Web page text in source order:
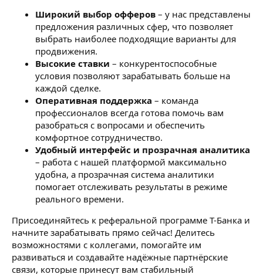
Широкий выбор офферов – у нас представлены
предложения различных сфер, что позволяет
выбрать наиболее подходящие варианты для
продвижения.
Высокие ставки – конкурентоспособные
условия позволяют зарабатывать больше на
каждой сделке.
Оперативная поддержка – команда
профессионалов всегда готова помочь вам
разобраться с вопросами и обеспечить
комфортное сотрудничество.
Удобный интерфейс и прозрачная аналитика
– работа с нашей платформой максимально
удобна, а прозрачная система аналитики
помогает отслеживать результаты в режиме
реального времени.
Присоединяйтесь к реферальной программе Т-Банка и
начните зарабатывать прямо сейчас! Делитесь
возможностями с коллегами, помогайте им
развиваться и создавайте надёжные партнёрские
связи, которые принесут вам стабильный